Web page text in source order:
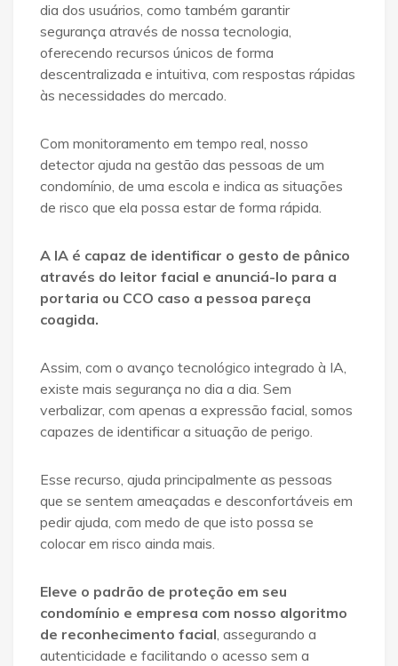
dia dos usuários, como também garantir
segurança através de nossa tecnologia,
oferecendo recursos únicos de forma
descentralizada e intuitiva, com respostas rápidas
às necessidades do mercado.
Com monitoramento em tempo real, nosso
detector ajuda na gestão das pessoas de um
condomínio, de uma escola e indica as situações
de risco que ela possa estar de forma rápida.
A IA é capaz de identificar o gesto de pânico
através do leitor facial e anunciá-lo para a
portaria ou CCO caso a pessoa pareça
coagida.
Assim, com o avanço tecnológico integrado à IA,
existe mais segurança no dia a dia. Sem
verbalizar, com apenas a expressão facial, somos
capazes de identificar a situação de perigo.
Esse recurso, ajuda principalmente as pessoas
que se sentem ameaçadas e desconfortáveis em
pedir ajuda, com medo de que isto possa se
colocar em risco ainda mais.
Eleve o padrão de proteção em seu
condomínio e empresa com nosso algoritmo
de reconhecimento facial, assegurando a
autenticidade e facilitando o acesso sem a